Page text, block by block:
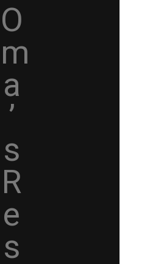
O
m
a
’
s
R
e
s